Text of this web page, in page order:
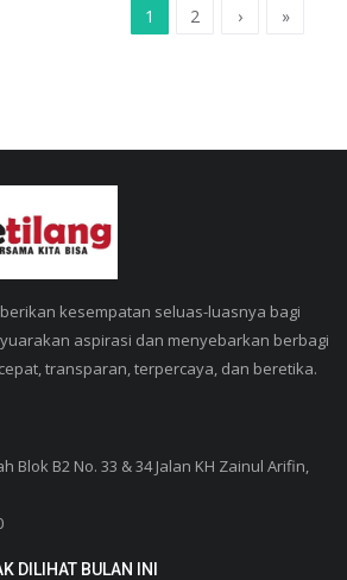
1 2 › »
kesempatan seluas-luasnya bagi
aspirasi dan menyebarkan berbagi
transparan, terpercaya, dan beretika.
Blok B2 No. 33 & 34 Jalan KH Zainul Arifin,
DILIHAT BULAN INI